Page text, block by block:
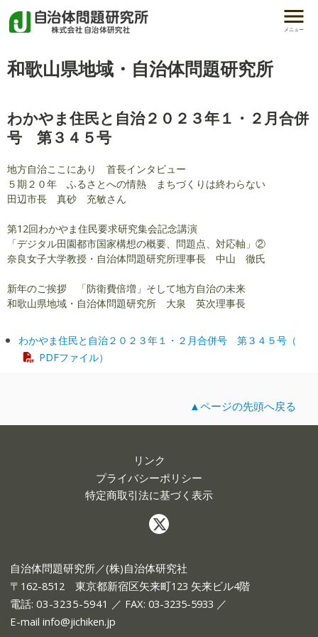
メニュー
和歌山県地域・自治体問題研究所
わかやま住民と自治２０２３年１・２月合併
号 第３４５号
地方自治ここにあり 首長インタビュー
５期２０年 ふるさとへの情熱 まちづくりは終わらない
田辺市長 真砂 充敏さん
第12回わかやま住民要求研究集会記念講演
「デジタル田園都市国家構想の概要、問題点、対応軸」②
奈良女子大学教授・自治体問題研究所理事長 中山 徹氏
新年のご挨拶 「防衛費倍増」そして地方自治の未来
和歌山県地域・自治体問題研究所 大泉 英次理事長
わかやま住民と自治２０２３年１・２月合併号 第３４５号（
PDFファイル）
▲ページの先頭へ戻る
リンク
プライバシーポリシー
特定商取引法に基づく表示
自治体問題研究所／(株)自治体研究社
〒162-8512 東京都新宿区矢来町123 矢来ビル4階
電話: 03-3235-5941 ／ FAX: 03-3235-5933 ／
E-mail info@jichiken.jp